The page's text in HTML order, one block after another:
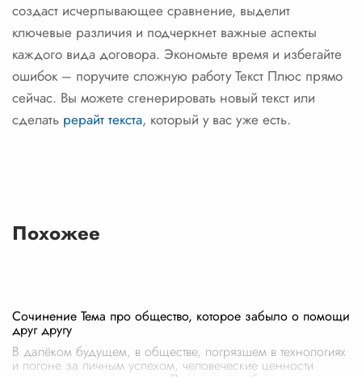
создаст исчерпывающее сравнение, выделит
ключевые различия и подчеркнет важные аспекты
каждого вида договора. Экономьте время и избегайте
ошибок – поручите сложную работу Текст Плюс прямо
сейчас. Вы можете сгенерировать новый текст или
сделать рерайт текста, который у вас уже есть.
Похожее
Сочинение Тема про общество, которое забыло о помощи
друг другу
В далёком будущем, в обществе, погрязшем в технологиях
и погоне за личным успехом, человеческие ценности